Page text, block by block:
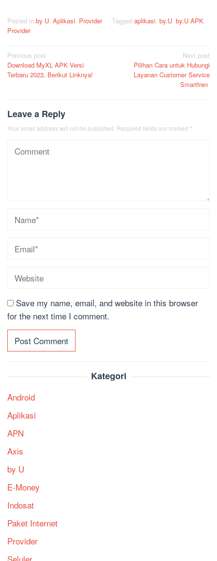
Posted in by U, Aplikasi, Provider Tagged aplikasi, by.U, by.U APK,
Provider
Post
navigation
Previous post
Download MyXL APK Versi
Terbaru 2023, Berikut Linknya!
Next post
Pilihan Cara untuk Hubungi
Layanan Customer Service
Smartfren
Leave a Reply
Your email address will not be published. Required fields are marked *
Save my name, email, and website in this browser
for the next time I comment.
Kategori
Android
Aplikasi
APN
Axis
by U
E-Money
Indosat
Paket Internet
Provider